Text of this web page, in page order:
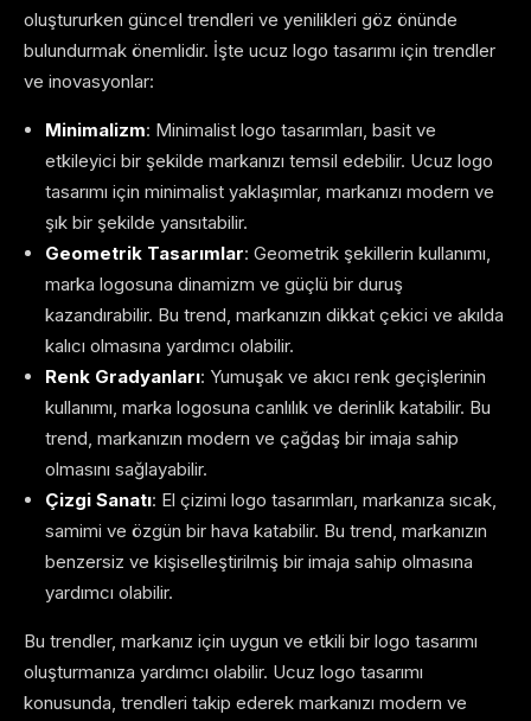
oluştururken güncel trendleri ve yenilikleri göz önünde
bulundurmak önemlidir. İşte ucuz logo tasarımı için trendler
ve inovasyonlar:
Minimalizm: Minimalist logo tasarımları, basit ve
etkileyici bir şekilde markanızı temsil edebilir. Ucuz logo
tasarımı için minimalist yaklaşımlar, markanızı modern ve
şık bir şekilde yansıtabilir.
Geometrik Tasarımlar: Geometrik şekillerin kullanımı,
marka logosuna dinamizm ve güçlü bir duruş
kazandırabilir. Bu trend, markanızın dikkat çekici ve akılda
kalıcı olmasına yardımcı olabilir.
Renk Gradyanları: Yumuşak ve akıcı renk geçişlerinin
kullanımı, marka logosuna canlılık ve derinlik katabilir. Bu
trend, markanızın modern ve çağdaş bir imaja sahip
olmasını sağlayabilir.
Çizgi Sanatı: El çizimi logo tasarımları, markanıza sıcak,
samimi ve özgün bir hava katabilir. Bu trend, markanızın
benzersiz ve kişiselleştirilmiş bir imaja sahip olmasına
yardımcı olabilir.
Bu trendler, markanız için uygun ve etkili bir logo tasarımı
oluşturmanıza yardımcı olabilir. Ucuz logo tasarımı
konusunda, trendleri takip ederek markanızı modern ve